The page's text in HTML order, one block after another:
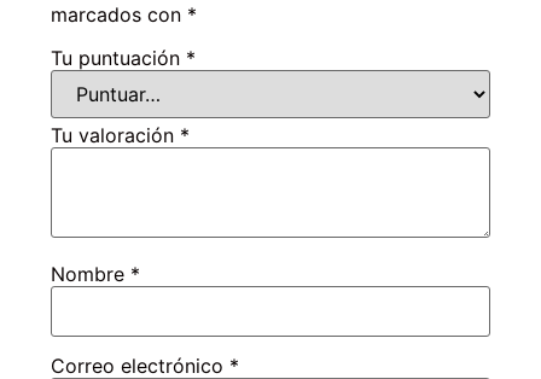
marcados con *
Tu puntuación *
Tu valoración *
Nombre *
Correo electrónico *